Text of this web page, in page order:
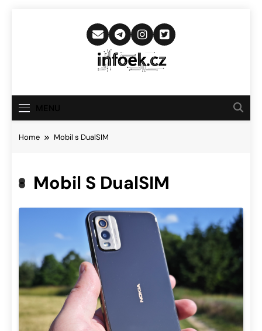
Infoek.cz
Novinkám
Home Mobil s DualSIM
Mobil S DualSIM